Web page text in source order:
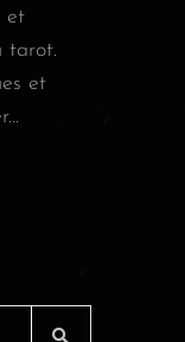
et
tarot.
et